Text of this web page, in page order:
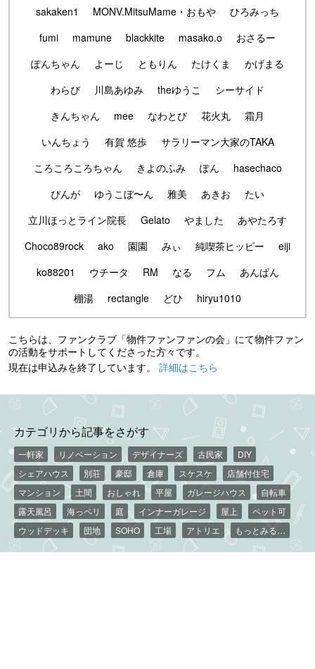
sakaken1
MONV.MitsuMame・おもや
ひろみっち
fumi
mamune blackkite masako.o
おさるー
ぽんちゃん
よーじ ともりん たけくま
かげまる
わらび
川島あゆみ theゆうこ
シーサイド
きんちゃん
mee なわとび 花火丸
霜月
いんちょう
有賀 悠歩
サラリーマン大家のTAKA
ころころころちゃん
きよのふみ ぽん
hasechaco
ぴんが
ゆうこぼ〜ん 雅美 あきお
たい
立川ほっとライン院長
Gelato やました
あやたろす
Choco89rock
ako 園園 みぃ 純喫茶ヒッピー
eiji
ko88201
ウチータ RM なる フム
あんぱん
棚湯
rectangle どひ hiryu1010
こちらは、ファンクラブ「物件ファンファンの会」にて物件ファン
の活動をサポートしてくださった方々です。
現在は申込みを終了しています。 詳細はこちら
カテゴリから記事をさがす
一軒家 リノベーション デザイナーズ 古民家
DIY
シェアハウス
別荘 豪邸 倉庫 スケスケ
店舗付住宅
マンション
土間 おしゃれ 平屋 ガレージハウス
自転車
露天風呂
海っペリ 庭 インナーガレージ 屋上
ペット可
ウッドデッキ
団地 SOHO 工場 アトリエ もっとみる…